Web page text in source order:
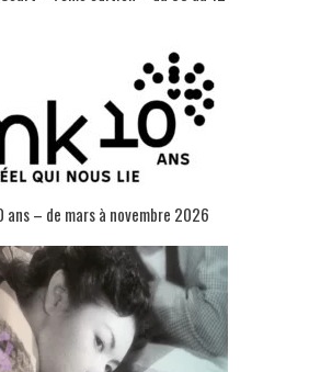
ans – de mars à novembre 2026